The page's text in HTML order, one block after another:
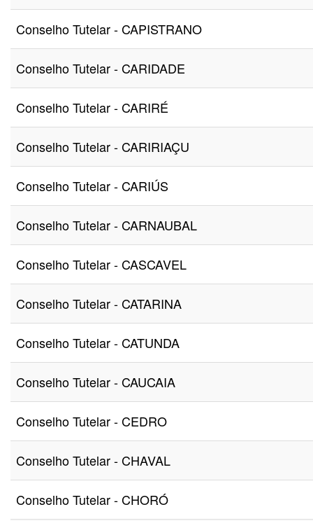
Conselho Tutelar - CAPISTRANO
Conselho Tutelar - CARIDADE
Conselho Tutelar - CARIRÉ
Conselho Tutelar - CARIRIAÇU
Conselho Tutelar - CARIÚS
Conselho Tutelar - CARNAUBAL
Conselho Tutelar - CASCAVEL
Conselho Tutelar - CATARINA
Conselho Tutelar - CATUNDA
Conselho Tutelar - CAUCAIA
Conselho Tutelar - CEDRO
Conselho Tutelar - CHAVAL
Conselho Tutelar - CHORÓ